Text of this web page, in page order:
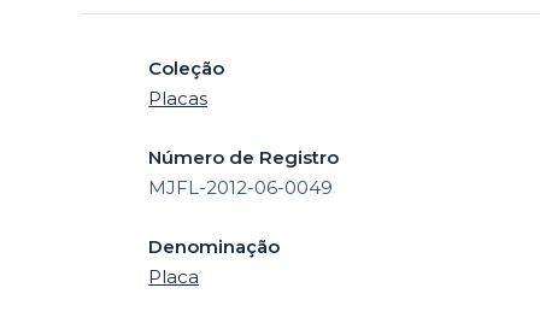
Coleção
Placas
Número de Registro
MJFL-2012-06-0049
Denominação
Placa